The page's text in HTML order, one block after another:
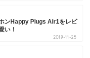
ンHappy Plugs Air1をレビ
い！
2019-11-25